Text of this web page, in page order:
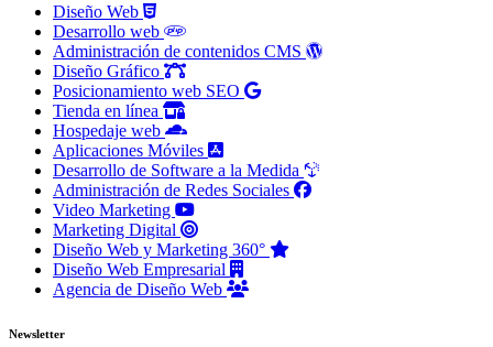
Diseño Web
Desarrollo web
Administración de contenidos CMS
Diseño Gráfico
Posicionamiento web SEO
Tienda en línea
Hospedaje web
Aplicaciones Móviles
Desarrollo de Software a la Medida
Administración de Redes Sociales
Video Marketing
Marketing Digital
Diseño Web y Marketing 360°
Diseño Web Empresarial
Agencia de Diseño Web
Newsletter